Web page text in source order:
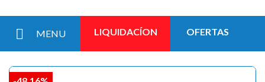
MENU LIQUIDACÍON OFERTAS